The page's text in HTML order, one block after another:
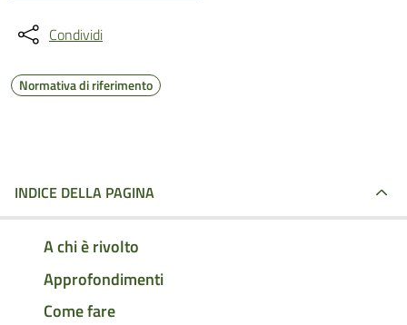
Condividi
Normativa di riferimento
INDICE DELLA PAGINA
A chi è rivolto
Approfondimenti
Come fare